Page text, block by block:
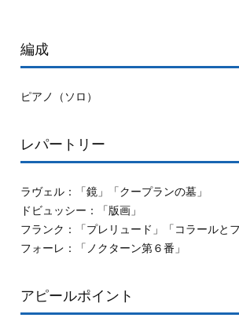
編成
ピアノ（ソロ）
レパートリー
ラヴェル：「鏡」「クープランの墓」
ドビュッシー：「版画」
フランク：「プレリュード」「コラールとフ
フォーレ：「ノクターン第６番」
アピールポイント